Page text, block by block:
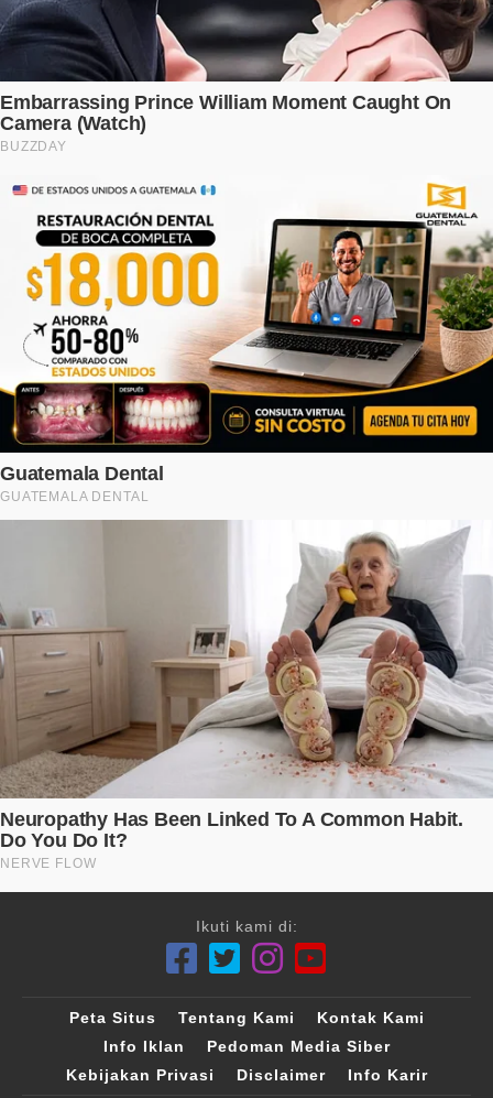
Ikuti kami di:
Peta Situs Tentang Kami
Kontak Kami
Info Iklan
Pedoman Media Siber
Kebijakan Privasi
Disclaimer Info Karir